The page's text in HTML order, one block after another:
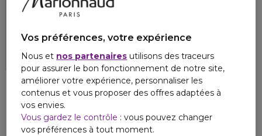
GUERLAIN
ABEILLE ROYALE
158,00 € 4.8 146
Vos préférences, votre expérience
Nous et nos partenaires utilisons des traceurs
pour assurer le bon fonctionnement de notre site,
améliorer votre expérience, personnaliser les
contenus et vous proposer des offres adaptées à
vos envies.
Vous gardez le contrôle : vous pouvez changer
vos préférences à tout moment.